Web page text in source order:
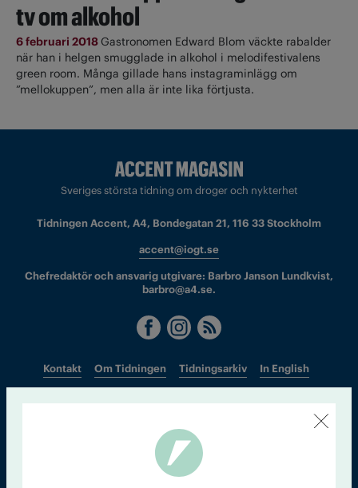
tv om alkohol
6 februari 2018 Gastronomen Edward Blom väckte rabalder
när han i helgen smugglade in alkohol i melodifestivalens
green room. Många gillade hans instagraminlägg om
”mellokuppen”, men alla är inte lika förtjusta.
Sveriges största tidning om droger och nykterhet
Tidningen Accent, A4, Bondegatan 21, 116 33 Stockholm
accent@iogt.se
Chefredaktör och ansvarig utgivare: Barbro Janson Lundkvist,
barbro@a4.se.
Kontakt Om Tidningen Tidningsarkiv In English